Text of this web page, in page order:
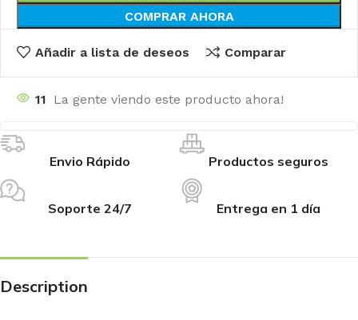
COMPRAR AHORA
Añadir a lista de deseos Comparar
11 La gente viendo este producto ahora!
Envio Rápido Productos seguros
Soporte 24/7 Entrega en 1 día
Description